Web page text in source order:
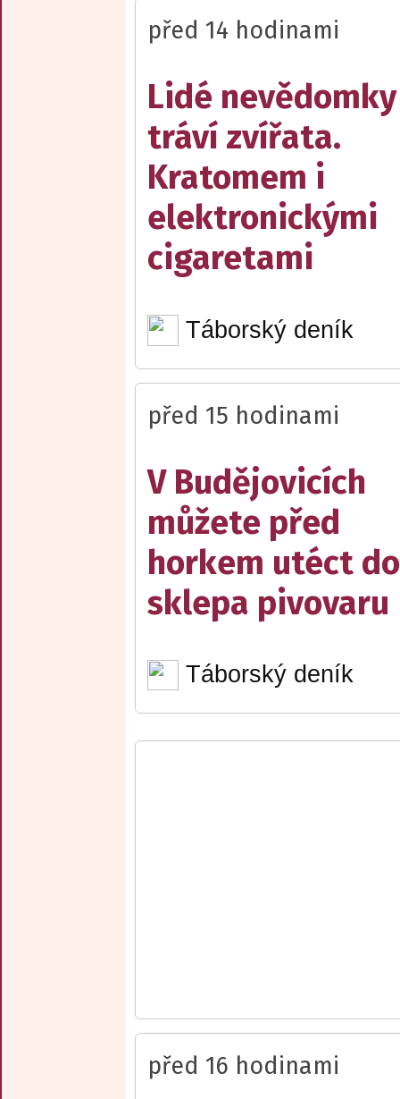
před 14 hodinami
Lidé nevědomky
tráví zvířata.
Kratomem i
elektronickými
cigaretami
Táborský deník
před 15 hodinami
V Budějovicích
můžete před
horkem utéct do
sklepa pivovaru
Táborský deník
před 16 hodinami